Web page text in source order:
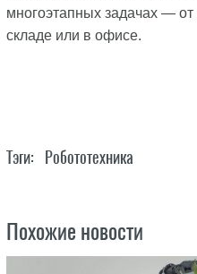
многоэтапных задачах —
складе или в офисе.
Тэги: Робототехника
Похожие новости